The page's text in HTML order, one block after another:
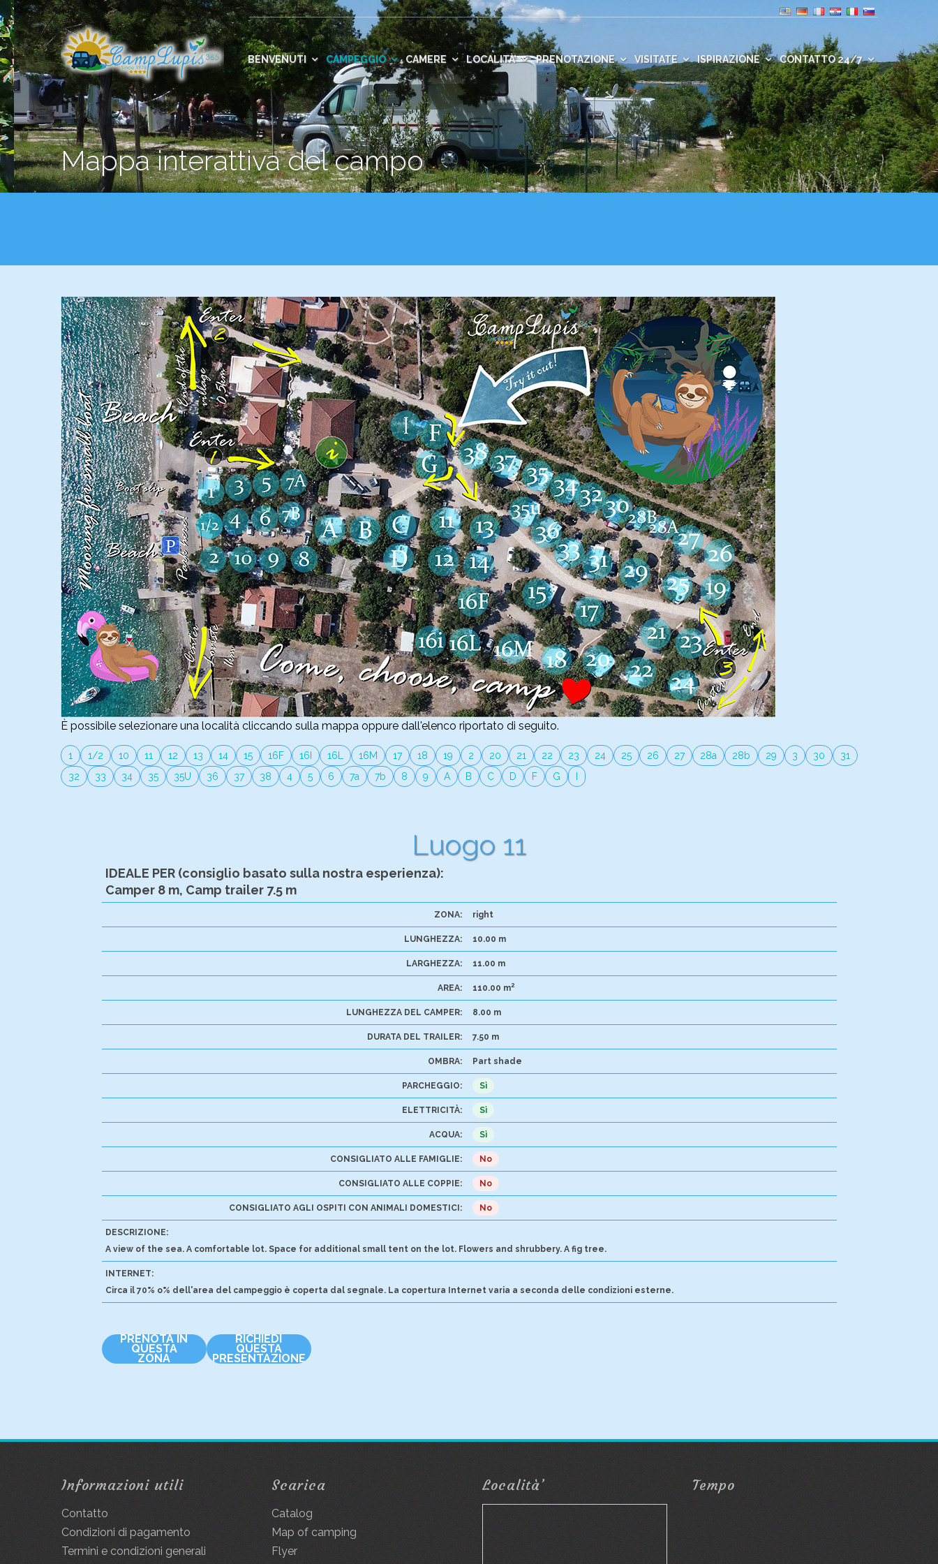
BENVENUTI CAMPEGGIO CAMERE LOCALITÀ’ PRENOTAZIONE VISITATE ISPIRAZIONE CONTATTO 24/7
Mappa interattiva del campo
È possibile selezionare una località cliccando sulla mappa oppure dall'elenco riportato di seguito.
1 1/2 10 11 12 13 14 15 16F 16I 16L 16M 17 18 19 2 20 21 22 23 24 25 26 27 28a 28b 29 3 30
31
32
33 34 35 35U 36 37 38 4 5 6 7a 7b 8 9 A B C D F G
Luogo 11
IDEALE PER (consiglio basato sulla nostra esperienza):
Camper 8 m, Camp trailer 7.5 m
ZONA: right
LUNGHEZZA: 10.00 m
LARGHEZZA: 11.00 m
AREA: 110.00 m2
LUNGHEZZA DEL CAMPER: 8.00 m
DURATA DEL TRAILER: 7.50 m
OMBRA: Part shade
PARCHEGGIO: Sì
ELETTRICITÀ: Sì
ACQUA: Sì
CONSIGLIATO ALLE FAMIGLIE: No
CONSIGLIATO ALLE COPPIE: No
CONSIGLIATO AGLI OSPITI CON ANIMALI DOMESTICI: No
DESCRIZIONE:
A view of the sea. A comfortable lot. Space for additional small tent on the lot. Flowers and shrubbery. A fig tree.
INTERNET:
Circa il 70% o% dell'area del campeggio è coperta dal segnale. La copertura Internet varia a seconda delle condizioni esterne.
PRENOTA IN
QUESTA
ZONA
RICHIEDI
QUESTA
PRESENTAZIONE
Informazioni utili
Contatto
Condizioni di pagamento
Termini e condizioni generali
Scarica
Catalog
Map of camping
Flyer
Località’ Tempo